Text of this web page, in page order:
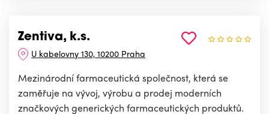
Zentiva, k.s.
U kabelovny 130, 10200 Praha
Mezinárodní farmaceutická společnost, která se
zaměřuje na vývoj, výrobu a prodej moderních
značkových generických farmaceutických produktů.